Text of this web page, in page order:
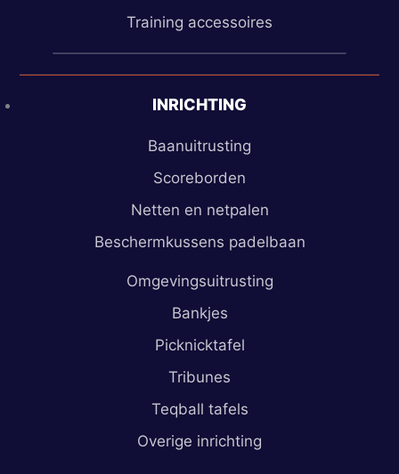
Training accessoires
INRICHTING
Baanuitrusting
Scoreborden
Netten en netpalen
Beschermkussens padelbaan
Omgevingsuitrusting
Bankjes
Picknicktafel
Tribunes
Teqball tafels
Overige inrichting